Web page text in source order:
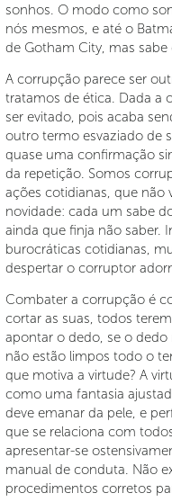
sonhos. O modo como
nós mesmos, e até o
de Gotham City, mas
A corrupção parece ser
tratamos de ética. Dada a
ser evitado, pois acaba
outro termo esvaziado de
quase uma confirmação
da repetição. Somos
ações cotidianas, que não
novidade: cada um sabe
ainda que finja não saber.
burocráticas cotidianas,
despertar o corruptor
Combater a corrupção é
cortar as suas, todos
apontar o dedo, se o dedo
não estão limpos todo o
que motiva a virtude? A
como uma fantasia
deve emanar da pele, e
que se relaciona com
apresentar-se
manual de conduta. Não
procedimentos corretos